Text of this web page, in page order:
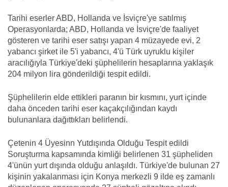
Tarihi eserler ABD, Hollanda ve İsviçre'ye satılmış
Operasyonlarda; ABD, Hollanda ve İsviçre'de faaliyet
gösteren ve tarihi eser satışı yapan 4 müzayede evi, 2
yabancı şirket ile 5'i yabancı, 4'ü Türk uyruklu kişiler
aracılığıyla Türkiye'deki şüphelilerin hesaplarına yaklaşık
204 milyon lira gönderildiği tespit edildi.
Şüphelilerin elde ettikleri paranın bir kısmını, yurt içinde
daha önceden tarihi eser kaçakçılığından kaydı
bulunanlara dağıttıkları belirlendi.
Çetenin 4 Üyesinn Yutdışında Olduğu Tespit edildi
Soruşturma kapsamında kimliği belirlenen 31 şüpheliden
4'ünün yurt dışında olduğu anlaşıldı. Türkiye'de bulunan 27
kişinin yakalanması için Konya merkezli 9 ilde eş zamanlı